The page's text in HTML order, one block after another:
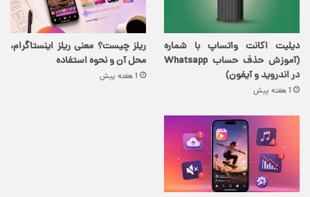
دیلیت اکانت واتساپ با شماره
(آموزش حذف حساب Whatsapp
در اندروید و آیفون)
1 هفته پیش
ریلز چیست؟ معنی ریلز اینستاگرام،
محل آن و نحوه استفاده
1 هفته پیش